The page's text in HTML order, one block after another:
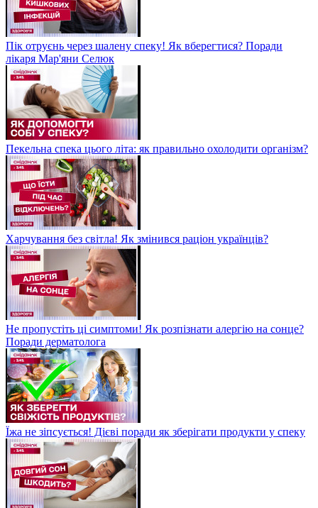
Пік отруєнь через шалену спеку! Як вберегтися? Поради
лікаря Мар'яни Селюк
Пекельна спека цього літа: як правильно охолодити організм?
Харчування без світла! Як змінився раціон українців?
Не пропустіть ці симптоми! Як розпізнати алергію на сонце?
Поради дерматолога
Їжа не зіпсується! Дієві поради як зберігати продукти у спеку